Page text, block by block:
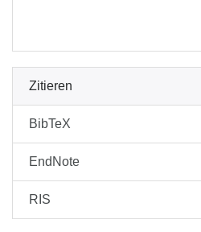
Zitieren
BibTeX
EndNote
RIS